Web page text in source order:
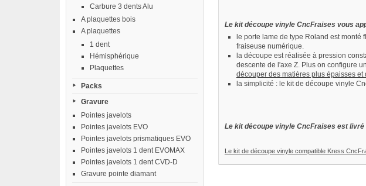
Carbure 3 dents Alu
A plaquettes bois
A plaquettes
1 dent
Hémisphérique
Plaquettes
Packs
Gravure
Pointes javelots
Pointes javelots EVO
Pointes javelots prismatiques EVO
Pointes javelots 1 dent EVOMAX
Pointes javelots 1 dent CVD-D
Gravure pointe diamant
Le kit découpe vinyle CncFraises vous
le porte lame de type Roland est
fraiseuse numérique.
la découpe est réalisée à pression
descente de l'axe Z. Plus on configure
découper des matières plus épaisses
la simplicité : le kit de découpe vinyle
Le kit découpe vinyle CncFraises est
Le kit de découpe vinyle compatible Kress